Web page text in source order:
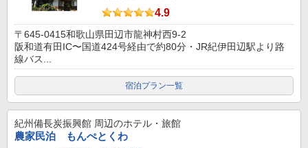
4.9
〒645-0415和歌山県田辺市龍神村西9-2
阪和道有田IC〜国道424号経由で約80分・JR紀伊田辺駅より路
線バス...
宿泊プラン一覧
紀州備長炭振興館 周辺のホテル・旅館
農家民泊 もんぺとくわ